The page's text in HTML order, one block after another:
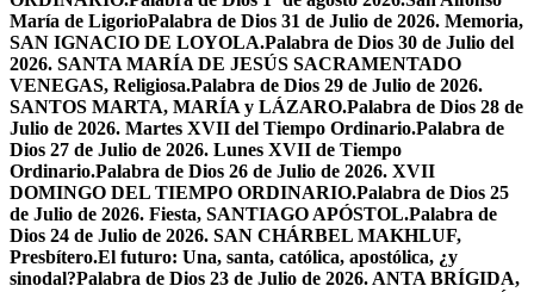
María de LigorioPalabra de Dios 31 de Julio de 2026. Memoria,
SAN IGNACIO DE LOYOLA.Palabra de Dios 30 de Julio del
2026. SANTA MARÍA DE JESÚS SACRAMENTADO
VENEGAS, Religiosa.Palabra de Dios 29 de Julio de 2026.
SANTOS MARTA, MARÍA y LÁZARO.Palabra de Dios 28 de
Julio de 2026. Martes XVII del Tiempo Ordinario.Palabra de
Dios 27 de Julio de 2026. Lunes XVII de Tiempo
Ordinario.Palabra de Dios 26 de Julio de 2026. XVII
DOMINGO DEL TIEMPO ORDINARIO.Palabra de Dios 25
de Julio de 2026. Fiesta, SANTIAGO APÓSTOL.Palabra de
Dios 24 de Julio de 2026. SAN CHÁRBEL MAKHLUF,
Presbítero.El futuro: Una, santa, católica, apostólica, ¿y
sinodal?Palabra de Dios 23 de Julio de 2026. ANTA BRÍGIDA,